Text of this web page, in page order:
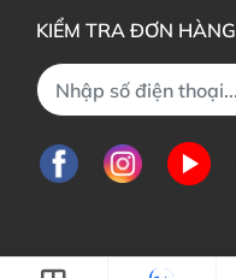
KIỂM TRA ĐƠN HÀNG